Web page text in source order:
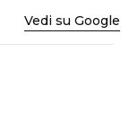
Vedi su Google